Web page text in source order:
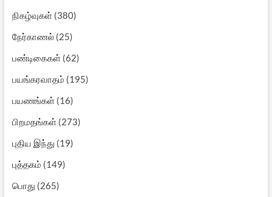
நிகழ்வுகள்(380)
நேர்காணல்(25)
பண்டிகைகள்(62)
பயங்கரவாதம் (195)
பயணங்கள்(16)
பிறமதங்கள்(273)
புதிய இந்து (19)
புத்தகம் (149)
பொது (265)